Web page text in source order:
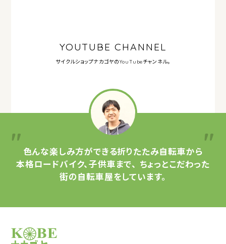
YOUTUBE CHANNEL
サイクルショップナカゴヤのYouTubeチャンネル。
色んな楽しみ方ができる折りたたみ自転車から
本格ロードバイク、子供車まで、 ちょっとこだわった
街の自転車屋をしています。
サイクルショップナカゴヤ